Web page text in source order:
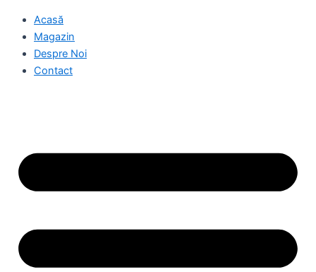
Acasă
Magazin
Despre Noi
Contact